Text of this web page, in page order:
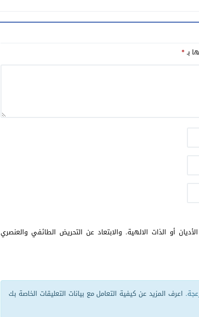
بـ*
أو الذات الالهية. والابتعاد عن التحريض الطائفي والعنصري
اعرف المزيد عن كيفية التعامل مع بيانات التعليقات الخاصة بك